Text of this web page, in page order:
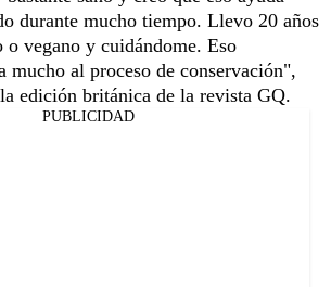
durante mucho tiempo. Llevo 20 años
o vegano y cuidándome. Eso
mucho al proceso de conservación",
la edición británica de la revista GQ.
PUBLICIDAD